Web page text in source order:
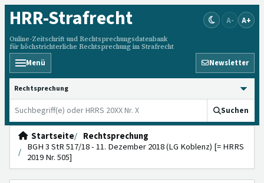
HRR-Strafrecht
Online-Zeitschrift und Rechtsprechungsdatenbank
für höchstrichterliche Rechtsprechung im Strafrecht
A- A+
Menü Newsletter
HRRS durchsuchen
Suchen
Startseite
Rechtsprechung
BGH 3 StR 517/18 - 11. Dezember 2018 (LG Koblenz) [= HRRS
2019 Nr. 505]